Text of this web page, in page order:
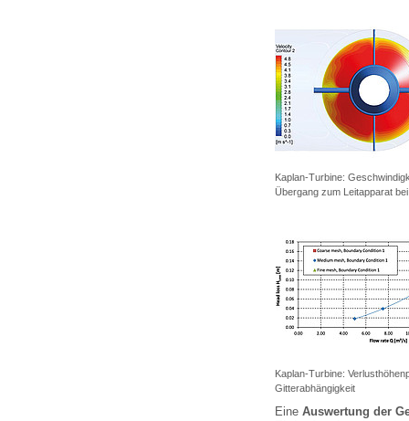
Kaplan-Turbine:
Übergang zum Leitapparat
Kaplan-Turbine:
Gitterabhängigkeit
Eine Auswertung der